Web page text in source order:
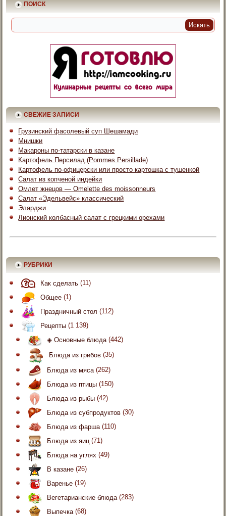
ПОИСК
СВЕЖИЕ ЗАПИСИ
Грузинский фасолевый суп Шешамади
Мнишки
Макароны по-татарски в казане
Картофель Персилад (Pommes Persillade)
Картофель по-офицерски или просто картошка с тушенкой
Салат из копченой индейки
Омлет жнецов — Omelette des moissonneurs
Салат «Эдельвейс» классический
Эларджи
Лионский колбасный салат с грецкими орехами
РУБРИКИ
Как сделать (11)
Общее (1)
Праздничный стол (112)
Рецепты (1 139)
◈ Основные блюда (442)
Блюда из грибов (35)
Блюда из мяса (262)
Блюда из птицы (150)
Блюда из рыбы (42)
Блюда из субпродуктов (30)
Блюда из фарша (110)
Блюда из яиц (71)
Блюда на углях (49)
В казане (26)
Варенье (19)
Вегетарианские блюда (283)
Выпечка (68)